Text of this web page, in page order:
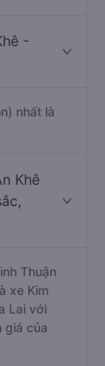
-
nhất là
Khê
Thuận
xe Kim
Lai với
giá của